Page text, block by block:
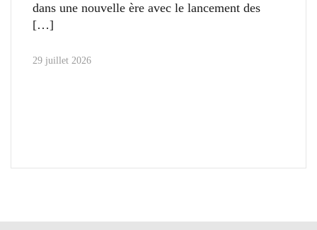
dans une nouvelle ère avec le lancement des
29 juillet 2026